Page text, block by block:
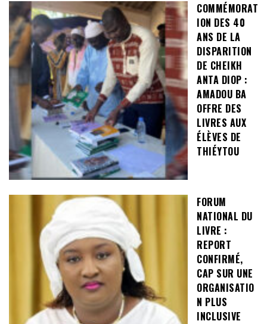
COMMÉMORAT
ION DES 40
ANS DE LA
DISPARITION
DE CHEIKH
ANTA DIOP :
AMADOU BA
OFFRE DES
LIVRES AUX
ÉLÈVES DE
THIÉYTOU
FORUM
NATIONAL DU
LIVRE :
REPORT
CONFIRMÉ,
CAP SUR UNE
ORGANISATIO
N PLUS
INCLUSIVE